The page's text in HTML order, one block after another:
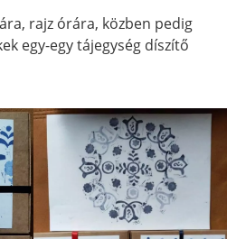
rajz órára, közben pedig
egy-egy tájegység díszítő